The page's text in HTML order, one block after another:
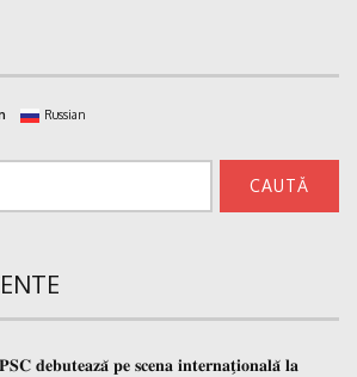
Russian
𝐝𝐞𝐛𝐮𝐭𝐞𝐚𝐳𝐚̆ 𝐩𝐞 𝐬𝐜𝐞𝐧𝐚 𝐢𝐧𝐭𝐞𝐫𝐧𝐚𝐭̗𝐢𝐨𝐧𝐚𝐥𝐚̆ 𝐥𝐚